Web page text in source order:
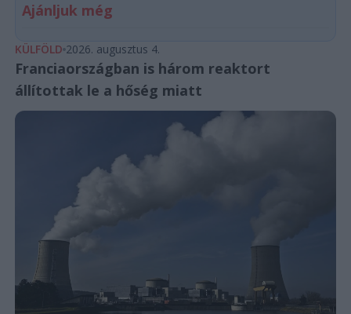
Ajánljuk még
KÜLFÖLD 2026. augusztus 4.
Franciaországban is három reaktort
állítottak le a hőség miatt